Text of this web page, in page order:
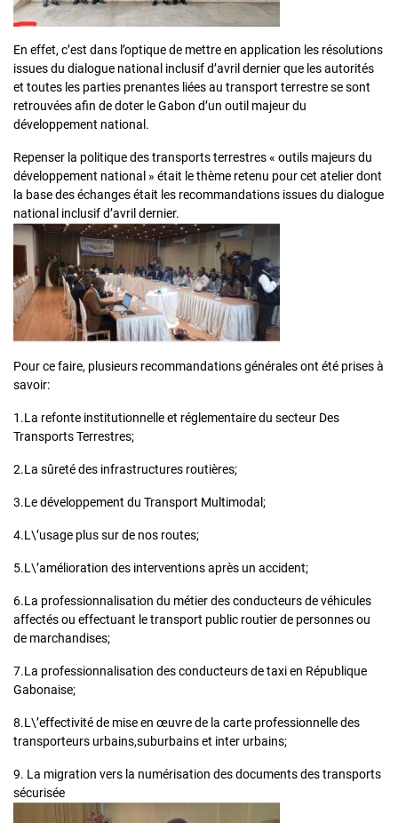
En effet, c’est dans l’optique de mettre en application les résolutions
issues du dialogue national inclusif d’avril dernier que les autorités
et toutes les parties prenantes liées au transport terrestre se sont
retrouvées afin de doter le Gabon d’un outil majeur du
développement national.
Repenser la politique des transports terrestres « outils majeurs du
développement national » était le thème retenu pour cet atelier dont
la base des échanges était les recommandations issues du dialogue
national inclusif d’avril dernier.
Pour ce faire, plusieurs recommandations générales ont été prises à
savoir:
1.La refonte institutionnelle et réglementaire du secteur Des
Transports Terrestres;
2.La sûreté des infrastructures routières;
3.Le développement du Transport Multimodal;
4.L\’usage plus sur de nos routes;
5.L\’amélioration des interventions après un accident;
6.La professionnalisation du métier des conducteurs de véhicules
affectés ou effectuant le transport public routier de personnes ou
de marchandises;
7.La professionnalisation des conducteurs de taxi en République
Gabonaise;
8.L\’effectivité de mise en œuvre de la carte professionnelle des
transporteurs urbains,suburbains et inter urbains;
9. La migration vers la numérisation des documents des transports
sécurisée